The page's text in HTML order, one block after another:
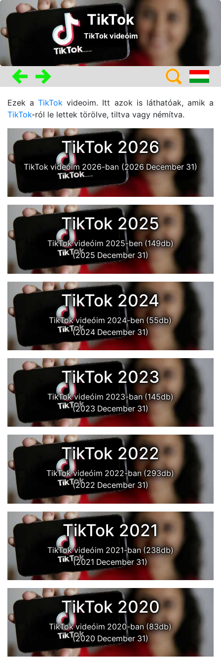
TikTok
TikTok videóim
Ezek aTikTok videoim. Itt azok is láthatóak, amik a
TikTok-ról le lettek törölve, tiltva vagy némítva.
TikTok 2026
TikTok videóim 2026-ban (2026 December 31)
TikTok 2025
TikTok videóim 2025-ben (149db)
(2025 December 31)
TikTok 2024
TikTok videóim 2024-ben (55db)
(2024 December 31)
TikTok 2023
TikTok videóim 2023-ban (145db)
(2023 December 31)
TikTok 2022
TikTok videóim 2022-ban (293db)
(2022 December 31)
TikTok 2021
TikTok videóim 2021-ban (238db)
(2021 December 31)
TikTok 2020
TikTok videóim 2020-ban (83db)
(2020 December 31)